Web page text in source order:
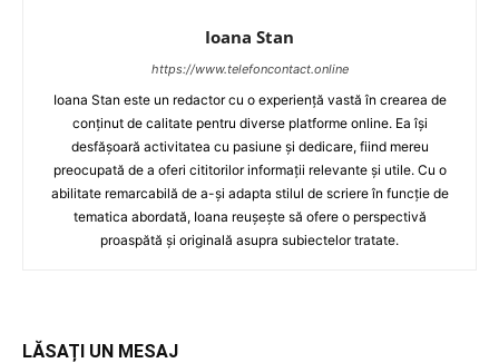
Ioana Stan
https://www.telefoncontact.online
Ioana Stan este un redactor cu o experiență vastă în crearea de
conținut de calitate pentru diverse platforme online. Ea își
desfășoară activitatea cu pasiune și dedicare, fiind mereu
preocupată de a oferi cititorilor informații relevante și utile. Cu o
abilitate remarcabilă de a-și adapta stilul de scriere în funcție de
tematica abordată, Ioana reușește să ofere o perspectivă
proaspătă și originală asupra subiectelor tratate.
LĂSAȚI UN MESAJ